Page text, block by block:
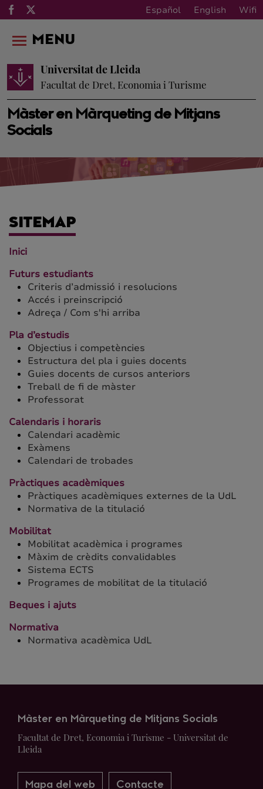
Español English Wifi
Màster en Màrqueting de Mitjans
Socials
Universitat de Lleida
Facultat de Dret, Economia i Turisme
MENU
SITEMAP
Inici
Futurs estudiants
Criteris d’admissió i resolucions
Accés i preinscripció
Adreça / Com s'hi arriba
Pla d’estudis
Objectius i competències
Estructura del pla i guies docents
Guies docents de cursos anteriors
Treball de fi de màster
Professorat
Calendaris i horaris
Calendari acadèmic
Exàmens
Calendari de trobades
Pràctiques acadèmiques
Pràctiques acadèmiques externes de la UdL
Normativa de la titulació
Mobilitat
Mobilitat acadèmica i programes
Màxim de crèdits convalidables
Sistema ECTS
Programes de mobilitat de la titulació
Beques i ajuts
Normativa
Normativa acadèmica UdL
Màster en Màrqueting de Mitjans Socials
Facultat de Dret, Economia i Turisme - Universitat de
Lleida
Mapa del web Contacte